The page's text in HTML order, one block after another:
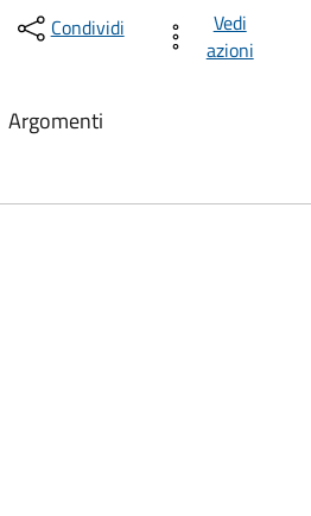
Condividi
Vedi
azioni
Argomenti